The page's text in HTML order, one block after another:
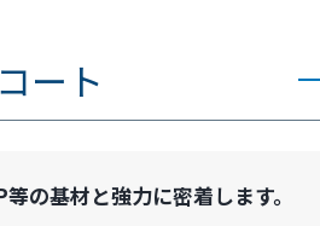
ート
の基材と強力に密着します。